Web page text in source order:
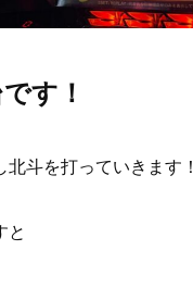
す！
斗を打っていきます！
と